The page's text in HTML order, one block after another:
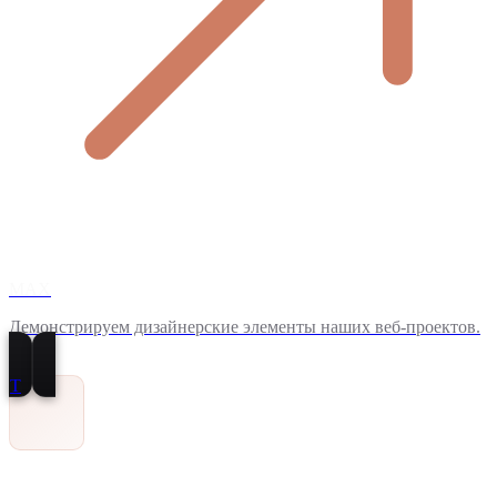
Демонстрируем дизайнерские элементы наших веб-проектов.
T